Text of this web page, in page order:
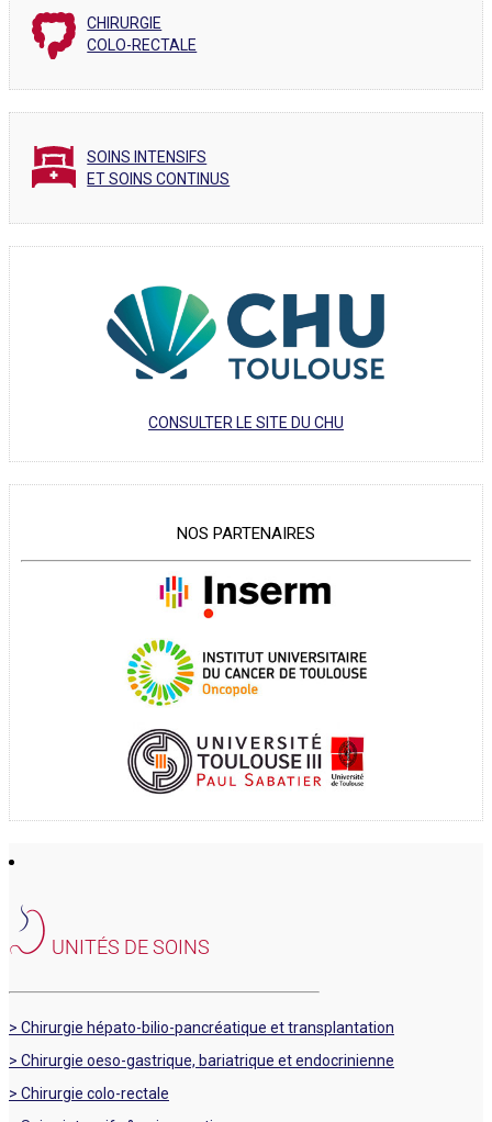
CHIRURGIE
COLO-RECTALE
SOINS INTENSIFS
ET SOINS CONTINUS
CONSULTER LE SITE DU CHU
NOS PARTENAIRES
UNITÉS DE SOINS
> Chirurgie hépato-bilio-pancréatique et transplantation
> Chirurgie oeso-gastrique, bariatrique et endocrinienne
> Chirurgie colo-rectale